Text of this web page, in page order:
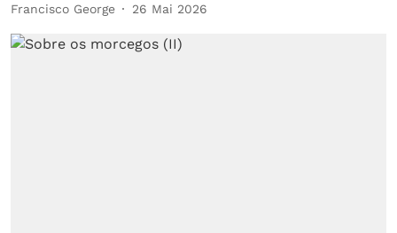
Francisco George 26 Mai 2026